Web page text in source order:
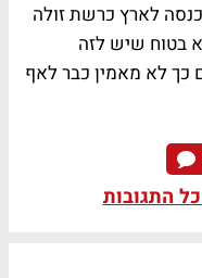
לארץ כרשת זולה
בטוח שיש לזה
כך לא מאמין כבר לאף
התגובות